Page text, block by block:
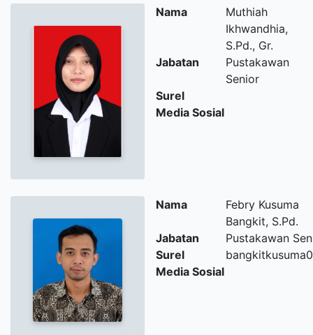
Nama
Muthiah
Ikhwandhia,
S.Pd., Gr.
Jabatan
Pustakawan
Senior
Surel
Media Sosial
Nama
Febry Kusuma
Bangkit, S.Pd.
Jabatan
Pustakawan
Surel
Media Sosial